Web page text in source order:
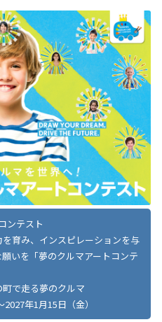
ンテスト
育み、インスピレーションを与
いを「夢のクルマアートコンテ
で走る夢のクルマ
年1月15日（金）